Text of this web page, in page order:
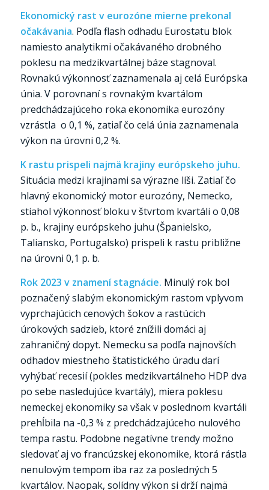
Ekonomický rast v eurozóne mierne prekonal
očakávania. Podľa flash odhadu Eurostatu blok
namiesto analytikmi očakávaného drobného
poklesu na medzikvartálnej báze stagnoval.
Rovnakú výkonnosť zaznamenala aj celá Európska
únia. V porovnaní s rovnakým kvartálom
predchádzajúceho roka ekonomika eurozóny
vzrástla o 0,1 %, zatiaľ čo celá únia zaznamenala
výkon na úrovni 0,2 %.
K rastu prispeli najmä krajiny európskeho juhu.
Situácia medzi krajinami sa výrazne líši. Zatiaľ čo
hlavný ekonomický motor eurozóny, Nemecko,
stiahol výkonnosť bloku v štvrtom kvartáli o 0,08
p. b., krajiny európskeho juhu (Španielsko,
Taliansko, Portugalsko) prispeli k rastu približne
na úrovni 0,1 p. b.
Rok 2023 v znamení stagnácie. Minulý rok bol
poznačený slabým ekonomickým rastom vplyvom
vyprchajúcich cenových šokov a rastúcich
úrokových sadzieb, ktoré znížili domáci aj
zahraničný dopyt. Nemecku sa podľa najnovších
odhadov miestneho štatistického úradu darí
vyhýbať recesií (pokles medzikvartálneho HDP dva
po sebe nasledujúce kvartály), miera poklesu
nemeckej ekonomiky sa však v poslednom kvartáli
prehĺbila na -0,3 % z predchádzajúceho nulového
tempa rastu. Podobne negatívne trendy možno
sledovať aj vo francúzskej ekonomike, ktorá rástla
nenulovým tempom iba raz za posledných 5
kvartálov. Naopak, solídny výkon si drží najmä